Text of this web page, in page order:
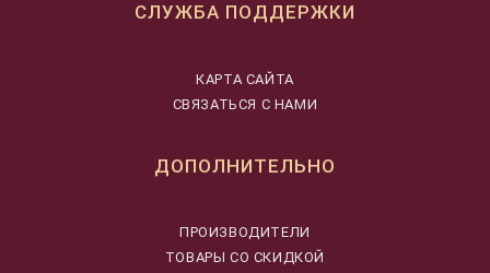
СЛУЖБА ПОДДЕРЖКИ
КАРТА САЙТА
СВЯЗАТЬСЯ С НАМИ
ДОПОЛНИТЕЛЬНО
ПРОИЗВОДИТЕЛИ
ТОВАРЫ СО СКИДКОЙ